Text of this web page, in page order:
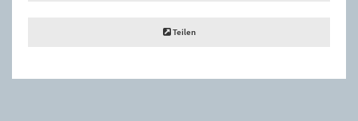
Teilen